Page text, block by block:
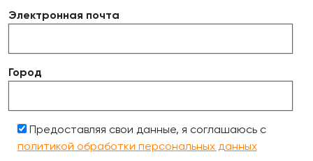
Электронная почта
Город
Предоставляя свои данные, я соглашаюсь с
политикой обработки персональных данных